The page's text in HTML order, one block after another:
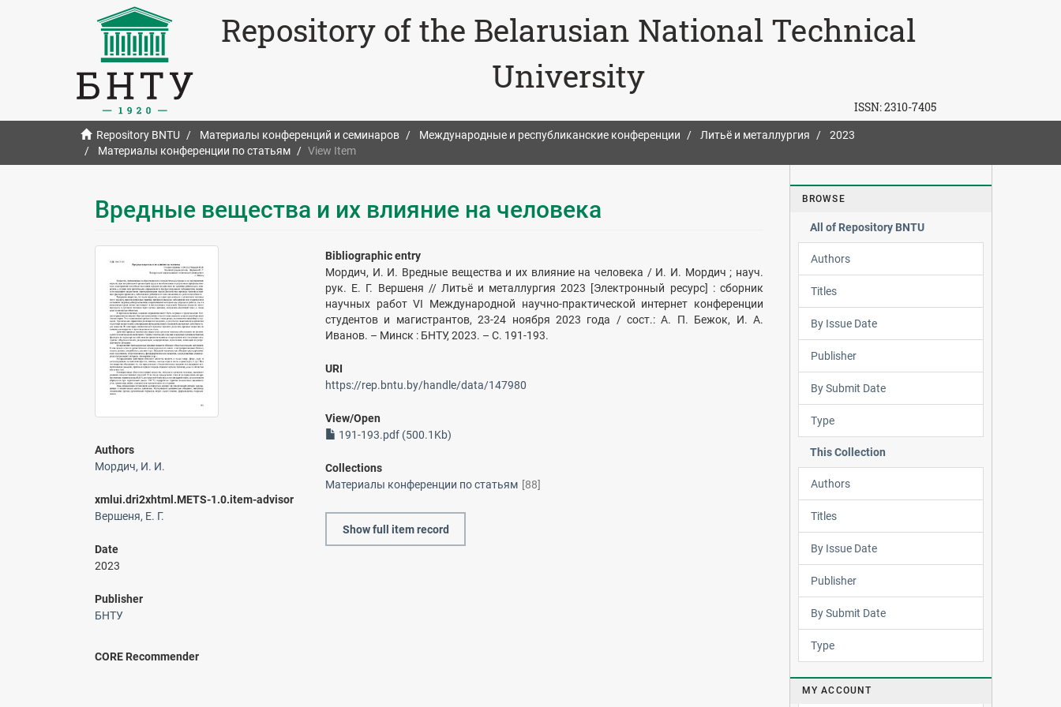
Repository of the Belarusian National Technical
University
ISSN:2310-7405
Repository BNTU Материалы конференций и семинаров Международные и республиканские конференции Литьё и металлургия
2023
Материалы конференции по статьям
View Item
Вредные вещества и их влияние на человека
Authors
Мордич, И. И.
xmlui.dri2xhtml.METS-1.0.item-advisor
Вершеня, Е. Г.
Date
2023
Publisher
БНТУ
Bibliographic entry
Мордич, И. И. Вредные вещества и их влияние на человека / И. И. Мордич ; науч.
рук. Е. Г. Вершеня // Литьё и металлургия 2023 [Электронный ресурс] : сборник
научных работ VI Международной научно-практической интернет конференции
студентов и магистрантов, 23-24 ноября 2023 года / сост.: А. П. Бежок, И. А.
Иванов. – Минск : БНТУ, 2023. – С. 191-193.
URI
https://rep.bntu.by/handle/data/147980
View/Open
191-193.pdf (500.1Kb)
Collections
Материалы конференции по статьям [88]
Show full item record
CORE Recommender
BROWSE
All of Repository BNTU
Authors
Titles
By Issue Date
Publisher
By Submit Date
Type
This Collection
Authors
Titles
By Issue Date
Publisher
By Submit Date
Type
MY ACCOUNT